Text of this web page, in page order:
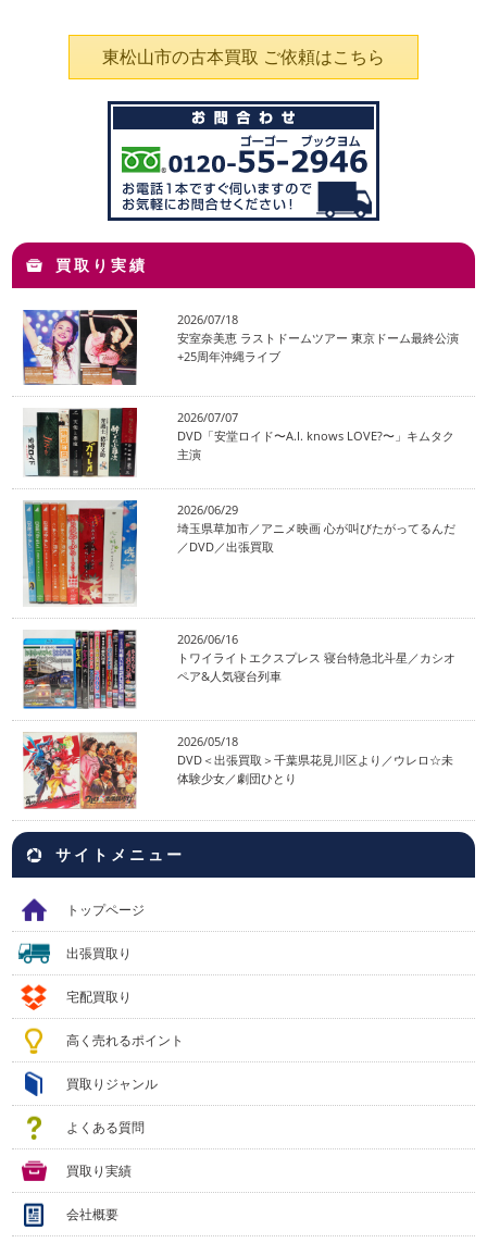
東松山市の古本買取 ご依頼はこちら
買取り実績
2026/07/18
安室奈美恵 ラストドームツアー 東京ドーム最終公演
+25周年沖縄ライブ
2026/07/07
DVD「安堂ロイド〜A.I. knows LOVE?〜」キムタク
主演
2026/06/29
埼玉県草加市／アニメ映画 心が叫びたがってるんだ
／DVD／出張買取
2026/06/16
トワイライトエクスプレス 寝台特急北斗星／カシオ
ペア&人気寝台列車
2026/05/18
DVD＜出張買取＞千葉県花見川区より／ウレロ☆未
体験少女／劇団ひとり
サイトメニュー
トップページ
出張買取り
宅配買取り
高く売れるポイント
買取りジャンル
よくある質問
買取り実績
会社概要